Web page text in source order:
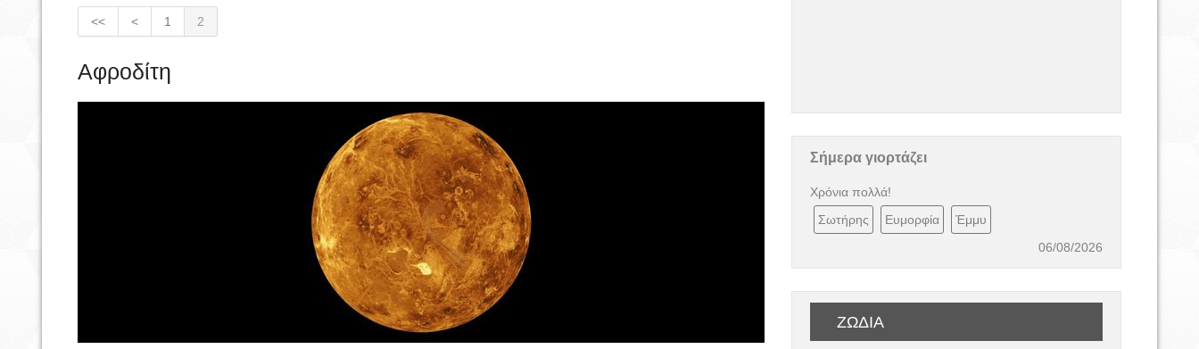
<< < 1 2
Αφροδίτη
Σήμερα γιορτάζει
Χρόνια πολλά!
Σωτήρης
Ευμορφία
Έμμυ
06/08/2026
ΖΩΔΙΑ